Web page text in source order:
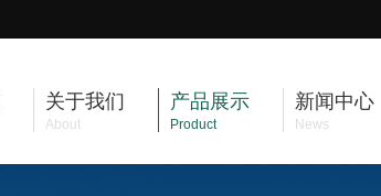
关于我们
About
产品展示
Product
新闻中心
News